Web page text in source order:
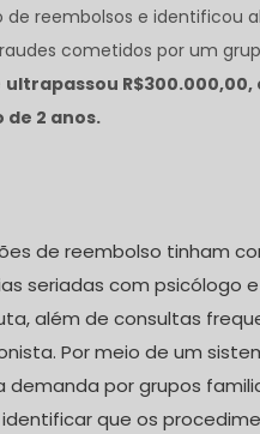
de reembolsos e identificou
cometidos por um
ultrapassou R$300.000,00,
2 anos.
de reembolso tinham
seriadas com psicólogo e
além de consultas
Por meio de um
demanda por grupos
que os